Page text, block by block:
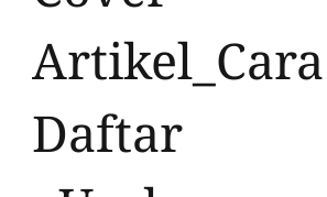
Artikel_Cara
Daftar